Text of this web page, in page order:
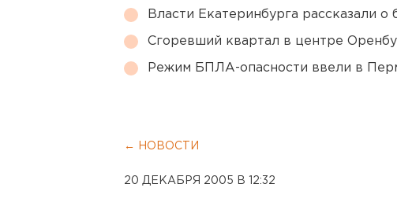
Власти Екатеринбурга рассказали
Сгоревший квартал в центре
Режим БПЛА-опасности ввели в
← НОВОСТИ
20 ДЕКАБРЯ 2005 В 12:32